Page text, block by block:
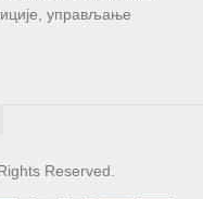
управљање
Reserved.